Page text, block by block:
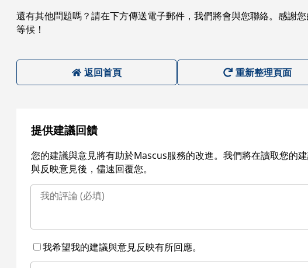
還有其他問題嗎？請在下方傳送電子郵件，我們將會與您聯絡。感謝
等候！
返回首頁 重新整理頁面
提供建議回饋
您的建議與意見將有助於Mascus服務的改進。我們將在讀取您的
與反映意見後，儘速回覆您。
我希望我的建議與意見反映有所回應。